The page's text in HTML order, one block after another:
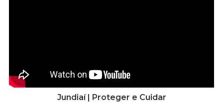
Jundiaí | Proteger e Cuidar